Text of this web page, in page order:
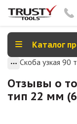
Каталог
Скоба узкая 90
Отзывы о
тип 22 мм